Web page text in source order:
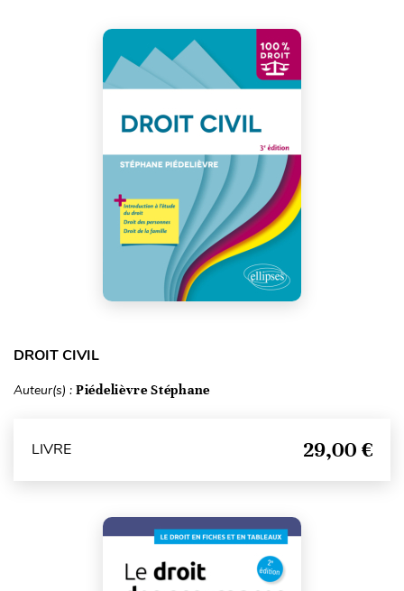
DROIT CIVIL
Auteur(s) : Piédelièvre Stéphane
LIVRE 29,00 €